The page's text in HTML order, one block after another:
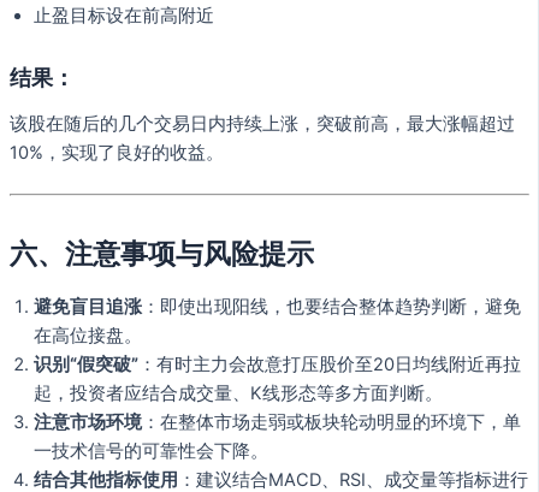
止盈目标设在前高附近
结果：
该股在随后的几个交易日内持续上涨，突破前高，最大涨幅超过
10%，实现了良好的收益。
六、注意事项与风险提示
避免盲目追涨 ：即使出现阳线，也要结合整体趋势判断，避免
在高位接盘。
识别“假突破” ：有时主力会故意打压股价至20日均线附近再拉
起，投资者应结合成交量、K线形态等多方面判断。
注意市场环境：在整体市场走弱或板块轮动明显的环境下，单
一技术信号的可靠性会下降。
结合其他指标使用 ：建议结合MACD、RSI、成交量等指标进行